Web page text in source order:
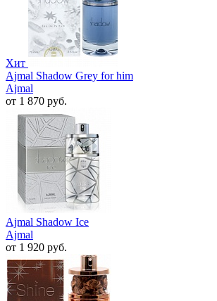
Хит
Ajmal Shadow Grey for him
Ajmal
от 1 870 руб.
Ajmal Shadow Ice
Ajmal
от 1 920 руб.